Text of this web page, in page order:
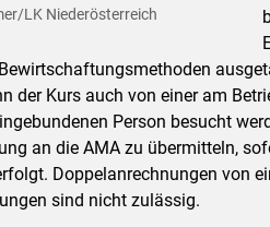
LK Niederösterreich
der Kurs auch von einer am
Person besucht
an die AMA zu übermitteln,
Doppelanrechnungen von
sind nicht zulässig.